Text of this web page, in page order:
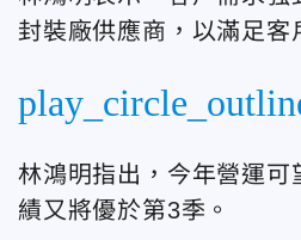
封裝廠供應商，以滿足客
林鴻明指出，今年營運
績又將優於第3季。